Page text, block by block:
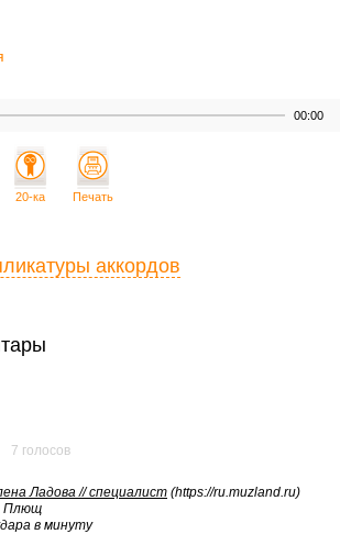
00:00
7 голосов
Ладова // специалист (https://ru.muzland.ru)
Плющ
в минуту
20-ка Печать
аккордов